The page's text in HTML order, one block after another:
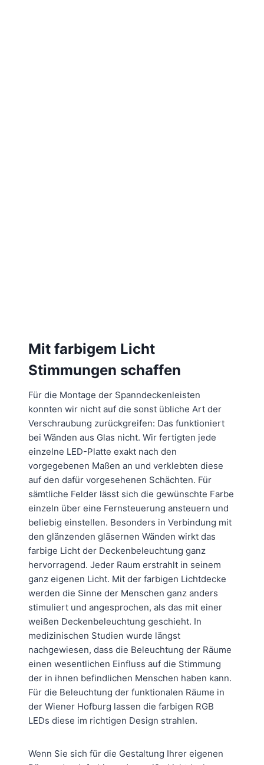
Mit farbigem Licht
Stimmungen schaffen
Für die Montage der Spanndeckenleisten
konnten wir nicht auf die sonst übliche Art der
Verschraubung zurückgreifen: Das funktioniert
bei Wänden aus Glas nicht. Wir fertigten jede
einzelne LED-Platte exakt nach den
vorgegebenen Maßen an und verklebten diese
auf den dafür vorgesehenen Schächten. Für
sämtliche Felder lässt sich die gewünschte Farbe
einzeln über eine Fernsteuerung ansteuern und
beliebig einstellen. Besonders in Verbindung mit
den glänzenden gläsernen Wänden wirkt das
farbige Licht der Deckenbeleuchtung ganz
hervorragend. Jeder Raum erstrahlt in seinem
ganz eigenen Licht. Mit der farbigen Lichtdecke
werden die Sinne der Menschen ganz anders
stimuliert und angesprochen, als das mit einer
weißen Deckenbeleuchtung geschieht. In
medizinischen Studien wurde längst
nachgewiesen, dass die Beleuchtung der Räume
einen wesentlichen Einfluss auf die Stimmung
der in ihnen befindlichen Menschen haben kann.
Für die Beleuchtung der funktionalen Räume in
der Wiener Hofburg lassen die farbigen RGB
LEDs diese im richtigen Design strahlen.
Wenn Sie sich für die Gestaltung Ihrer eigenen